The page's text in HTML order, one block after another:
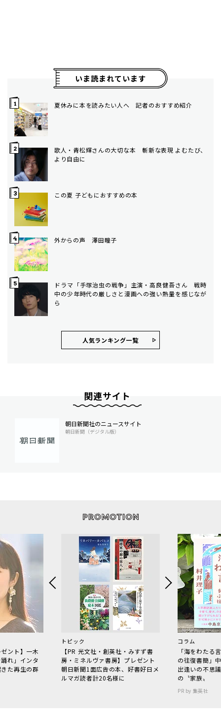
いま読まれています
夏休みに本を読みたい人へ 記者のおすすめ紹介
歌人・青松輝さんの大切な本 斬新な表現 よむたび、
より自由に
この夏 子どもにおすすめの本
外からの声 澤田瞳子
ドラマ「手塚治虫の戦争」主演・高良健吾さん 戦時
中の少年時代の厳しさと漫画への強い熱量を感じなが
ら
人気ランキング⼀覧
関連サイト
朝日新聞社のニュースサイト
朝日新聞（デジタル版）
ント】一木
れ」インタ
た再生の群
トピック
【PR 光文社・創英社・みすず書
房・ミネルヴァ書房】プレゼント
朝日新聞1面広告の本、好書好日メ
ルマガ読者計20名様に
コラム
「海をわた
の往復書簡」
出逢いの不思
の〝家族〟
PR by 集英社